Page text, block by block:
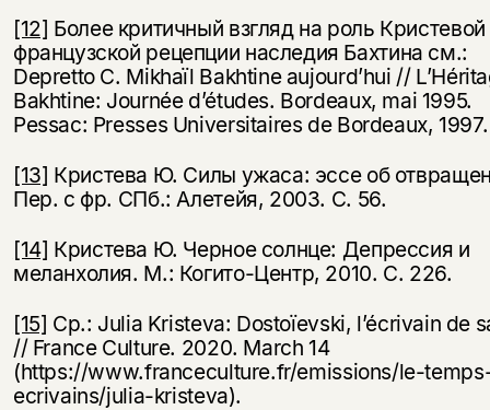
[12] Более критичный взгляд на роль Кристевой
французской рецепции наследия Бахтина см.:
Depretto C. Mikhaïl Bakhtine aujourd’hui //
Bakhtine: Journée d’études. Bordeaux, mai 1995.
Pessac: Presses Universitaires de Bordeaux, 1997.
[13] Кристева Ю. Силы ужаса: эссе об
Пер. с фр. СПб.: Алетейя, 2003. С. 56.
[14] Кристева Ю. Черное солнце: Депрессия и
меланхолия. М.: Когито-Центр, 2010. С. 226.
[15] Ср.: Julia Kristeva: Dostoïevski, l’écrivain de
// France Culture. 2020. March 14
(https://www.franceculture.fr/emissions/le-
ecrivains/julia-kristeva).